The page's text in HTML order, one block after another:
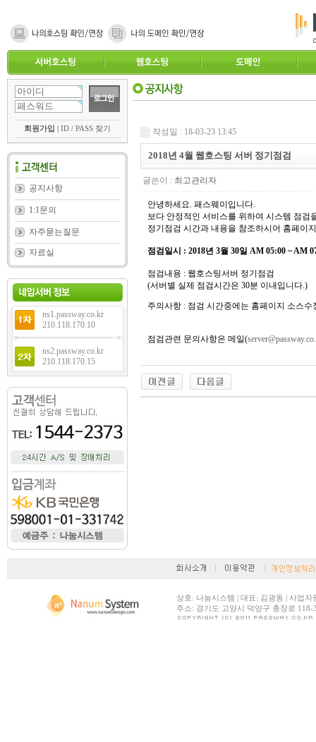
회원가입 | ID / PASS 찾기
공지사항
1:1문의
자주묻는질문
자료실
ns1.passway.co.kr
210.118.170.10
ns2.passway.co.kr
210.118.170.15
작성일 : 18-03-23 13:45
2018년 4월 웹호스팅 서버 정기점검
글쓴이 : 최고관리자
안녕하세요. 패스웨이입니다.
보다 안정적인 서비스를 위하여 시스템 점검
정기점검 시간과 내용을 참조하시어 홈페이
점검일시 : 2018년 3월 30일 AM 05:00 ~ AM
점검내용 : 웹호스팅서버 정기점검
(서버별 실제 점검시간은 30분 이내입니다.)
주의사항 : 점검 시간중에는 홈페이지 소스
점검관련 문의사항은 메일(
상호: 나눔시스템 | 대표: 김광동 | 사업
주소: 경기도 고양시 덕양구 충장로 118-